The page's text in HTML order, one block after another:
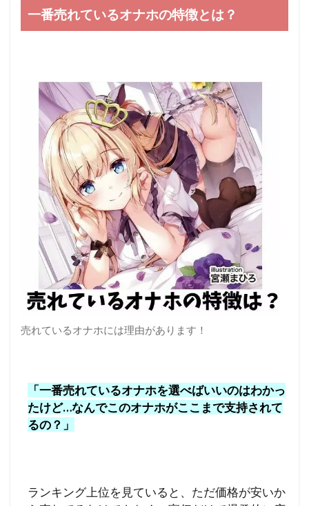
一番売れているオナホの特徴とは？
売れているオナホには理由があります！
「一番売れているオナホを選べばいいのはわかっ
たけど…なんでこのオナホがここまで支持されて
るの？」
ランキング上位を見ていると、ただ価格が安いか